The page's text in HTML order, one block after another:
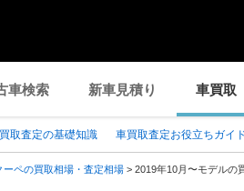
車検索 新車見積り 車買取
取査定の基礎知識 車買取査定お役立ちガイ
ーペの買取相場・査定相場 > 2019年10月〜モデルの